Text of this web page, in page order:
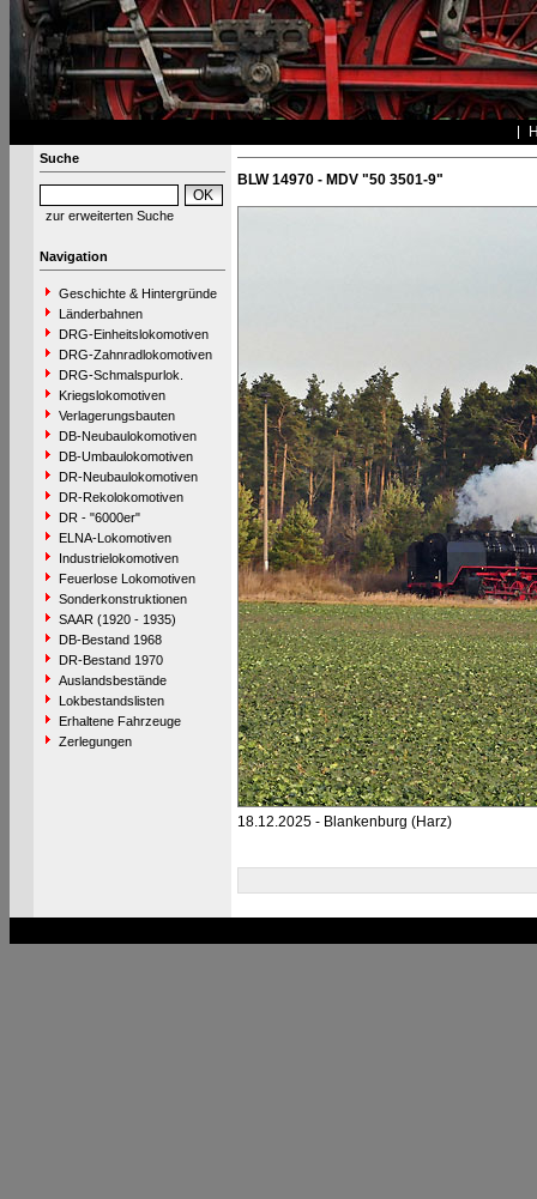
Suche
zur erweiterten Suche
Navigation
Geschichte & Hintergründe
Länderbahnen
DRG-Einheitslokomotiven
DRG-Zahnradlokomotiven
DRG-Schmalspurlok.
Kriegslokomotiven
Verlagerungsbauten
DB-Neubaulokomotiven
DB-Umbaulokomotiven
DR-Neubaulokomotiven
DR-Rekolokomotiven
DR - "6000er"
ELNA-Lokomotiven
Industrielokomotiven
Feuerlose Lokomotiven
Sonderkonstruktionen
SAAR (1920 - 1935)
DB-Bestand 1968
DR-Bestand 1970
Auslandsbestände
Lokbestandslisten
Erhaltene Fahrzeuge
Zerlegungen
BLW 14970 - MDV "50 3501-9"
18.12.2025 - Blankenburg (Harz)